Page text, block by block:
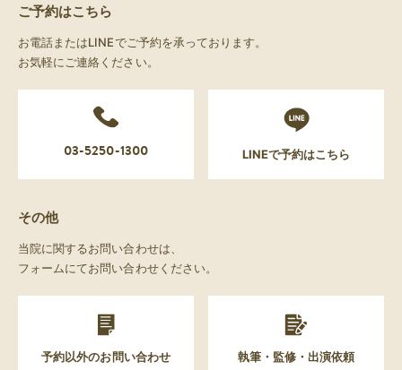
ご予約はこちら
お電話またはLINEでご予約を承っております。
お気軽にご連絡ください。
03-5250-1300 LINEで予約はこちら
その他
当院に関するお問い合わせは、
フォームにてお問い合わせください。
予約以外のお問い合わせ 執筆・監修・出演依頼